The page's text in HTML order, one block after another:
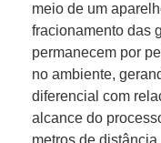
meio de um
fracionamento das
permanecem por
no ambiente,
diferencial com
alcance do